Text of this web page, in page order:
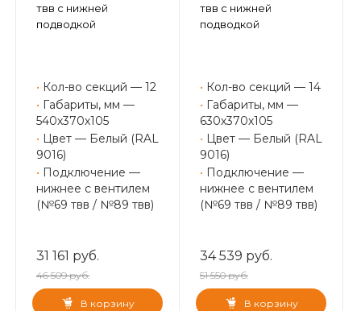
твв с нижней
подводкой
• Кол-во секций — 12
• Габариты, мм —
540х370х105
• Цвет — Белый (RAL
9016)
• Подключение —
нижнее с вентилем
(№69 твв / №89 твв)
31 161 руб.
46 509 руб.
В корзину
твв с нижней
подводкой
• Кол-во секций — 14
• Габариты, мм —
630х370х105
• Цвет — Белый (RAL
9016)
• Подключение —
нижнее с вентилем
(№69 твв / №89 твв)
34 539 руб.
51 550 руб.
В корзину